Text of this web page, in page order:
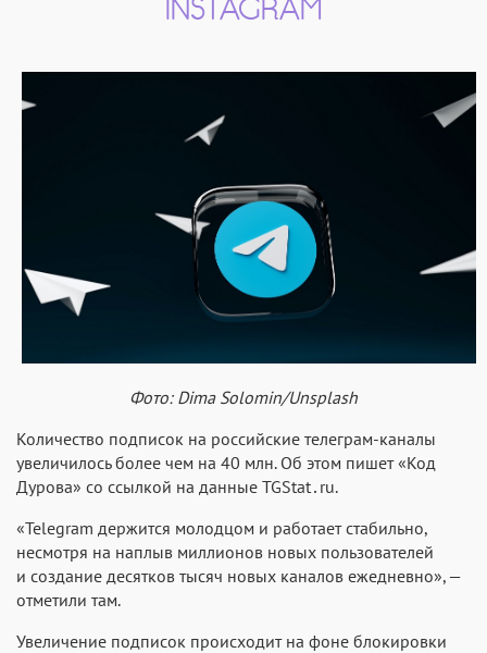
INSTAGRAM
Фото: Dima Solomin/Unsplash
Количество подписок на российские телеграм-каналы
увеличилось более чем на 40 млн. Об этом пишет «Код
Дурова» со ссылкой на данные TGStat․ru.
«Telegram держится молодцом и работает стабильно,
несмотря на наплыв миллионов новых пользователей
и создание десятков тысяч новых каналов ежедневно», —
отметили там.
Увеличение подписок происходит на фоне блокировки